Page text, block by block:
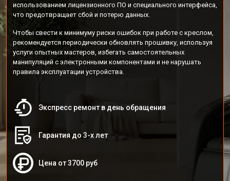
использованием лицензионного ПО и специального интерфейса,
что предотвращает сбой и потерю данных.
Чтобы свести к минимуму риски ошибок при работе с креслом,
рекомендуется периодически обновлять прошивку, используя
услуги опытных мастеров, избегать самостоятельных
манипуляций с электронными компонентами и не нарушать
правила эксплуатации устройства.
Экспресс ремонт в день обращения
Гарантия до 3-х лет
Цена от 3700 руб